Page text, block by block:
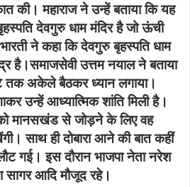
की। महाराज ने उन्हें बताया कि यह
देवगुरु धाम मंदिर है जो ऊंची
ने कहा कि देवगुरु बृहस्पति धाम
है।समाजसेवी उत्तम नयाल ने बताया
तक अकेले बैठकर ध्यान लगाया।
उन्हें आध्यात्मिक शांति मिली है।
मानसखंड से जोड़ने के लिए वह
साथ ही दोबारा आने की बात कहीं
गई। इस दौरान भाजपा नेता नरेश
सागर आदि मौजूद रहे।